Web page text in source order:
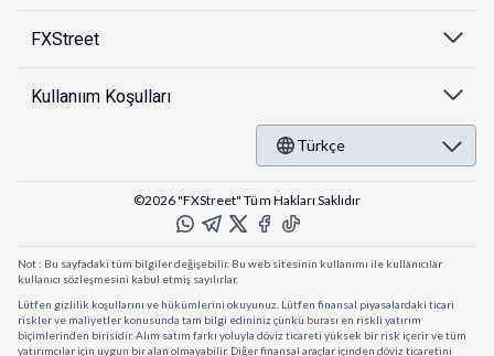
FXStreet
Kullanıım Koşulları
Türkçe
©2026 "FXStreet" Tüm Hakları Saklıdır
Not : Bu sayfadaki tüm bilgiler değişebilir. Bu web sitesinin kullanımı ile kullanıcılar
kullanıcı sözleşmesini kabul etmiş sayılırlar.
Lütfen gizlilik koşullarını ve hükümlerini okuyunuz. Lütfen finansal piyasalardaki ticari
riskler ve maliyetler konusunda tam bilgi edininiz çünkü burası en riskli yatırım
biçimlerinden birisidir. Alım satım farkı yoluyla döviz ticareti yüksek bir risk içerir ve tüm
yatırımcılar için uygun bir alan olmayabilir. Diğer finansal araçlar içinden döviz ticaretini